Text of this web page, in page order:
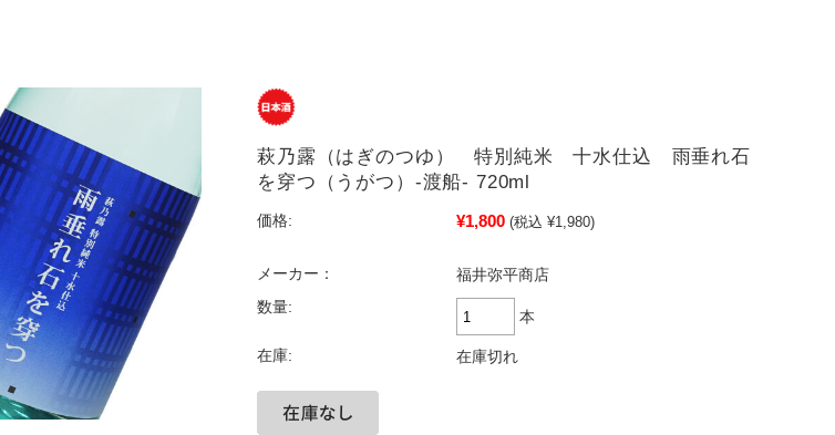
萩乃露（はぎのつゆ） 特別純米 十水仕込 雨垂れ石
を穿つ（うがつ）-渡船- 720ml
価格: ¥1,800 (税込 ¥1,980)
メーカー：
福井弥平商店
数量:
本
在庫: 在庫切れ